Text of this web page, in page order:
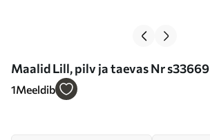
Maalid Lill, pilv ja taevas Nr s33669
1Meeldib